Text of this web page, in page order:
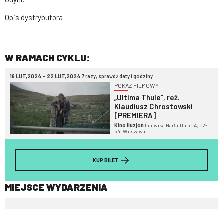
Opis dystrybutora
W RAMACH CYKLU:
16 LUT,2024 - 22 LUT,2024 7 razy, sprawdź daty i godziny
POKAZ FILMOWY
„Ultima Thule”, reż.
Klaudiusz Chrostowski
[PREMIERA]
Kino Iluzjon Ludwika Narbutta 50A, 02-
541 Warszawa
KUP BILET
MIEJSCE WYDARZENIA